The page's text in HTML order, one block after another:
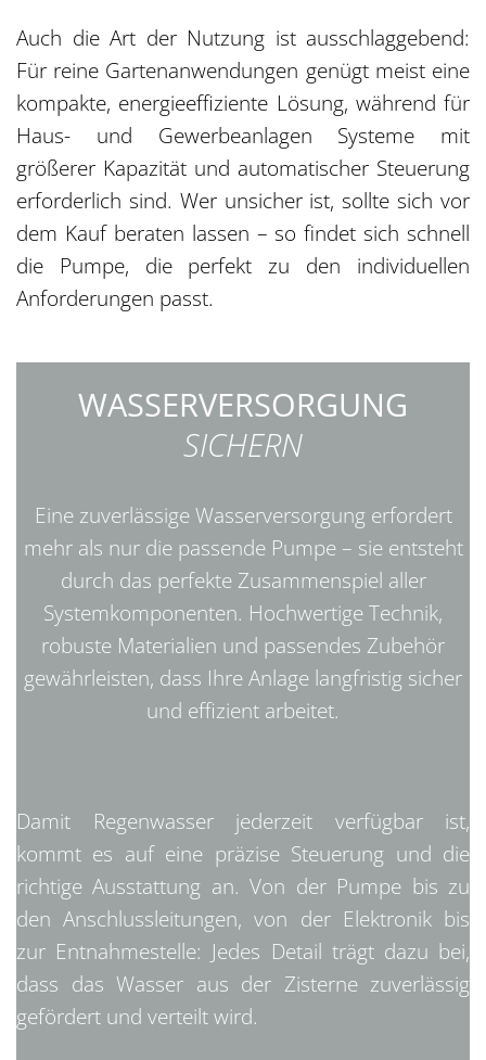
Auch die Art der Nutzung ist ausschlaggebend:
Für reine Gartenanwendungen genügt meist eine
kompakte, energieeffiziente Lösung, während für
Haus- und Gewerbeanlagen Systeme mit
größerer Kapazität und automatischer Steuerung
erforderlich sind. Wer unsicher ist, sollte sich vor
dem Kauf beraten lassen – so findet sich schnell
die Pumpe, die perfekt zu den individuellen
Anforderungen passt.
WASSERVERSORGUNG
SICHERN
Eine zuverlässige Wasserversorgung erfordert
mehr als nur die passende Pumpe – sie entsteht
durch das perfekte Zusammenspiel aller
Systemkomponenten. Hochwertige Technik,
robuste Materialien und passendes Zubehör
gewährleisten, dass Ihre Anlage langfristig sicher
und effizient arbeitet.
Damit Regenwasser jederzeit verfügbar ist,
kommt es auf eine präzise Steuerung und die
richtige Ausstattung an. Von der Pumpe bis zu
den Anschlussleitungen, von der Elektronik bis
zur Entnahmestelle: Jedes Detail trägt dazu bei,
dass das Wasser aus der Zisterne zuverlässig
gefördert und verteilt wird.